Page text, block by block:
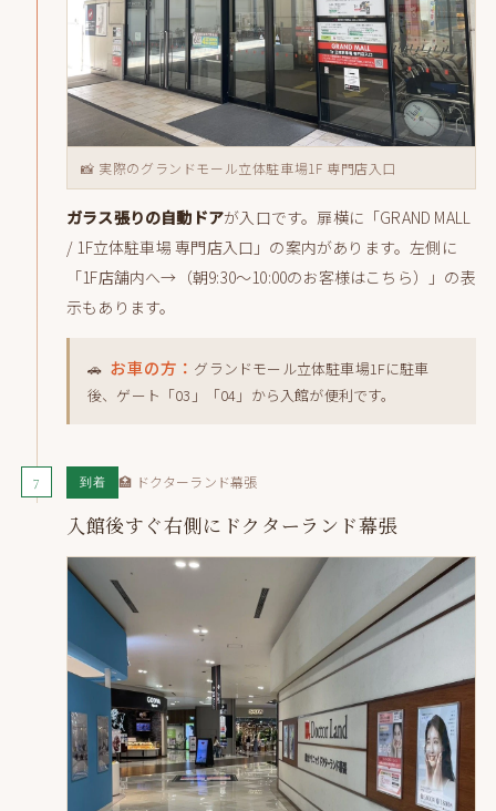
📸 実際のグランドモール立体駐車場1F 専門店入口
ガラス張りの自動ドアが入口です。扉横に「GRAND MALL
/ 1F立体駐車場 専門店入口」の案内があります。左側に
「1F店舗内へ→（朝9:30〜10:00のお客様はこちら）」の表
示もあります。
🚗 お車の方： グランドモール立体駐車場1Fに駐車
後、ゲート「03」「04」から入館が便利です。
7 到着 🏥 ドクターランド幕張
入館後すぐ右側にドクターランド幕張